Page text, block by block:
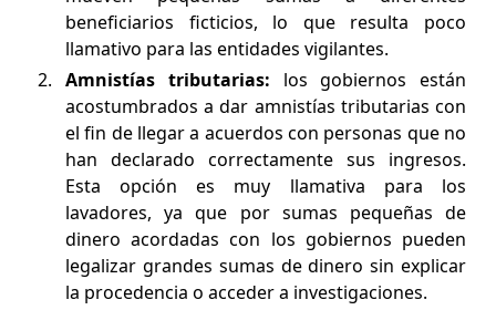
beneficiarios ficticios, lo que resulta poco
llamativo para las entidades vigilantes.
Amnistías tributarias: los gobiernos están
acostumbrados a dar amnistías tributarias con
el fin de llegar a acuerdos con personas que no
han declarado correctamente sus ingresos.
Esta opción es muy llamativa para los
lavadores, ya que por sumas pequeñas de
dinero acordadas con los gobiernos pueden
legalizar grandes sumas de dinero sin explicar
la procedencia o acceder a investigaciones.